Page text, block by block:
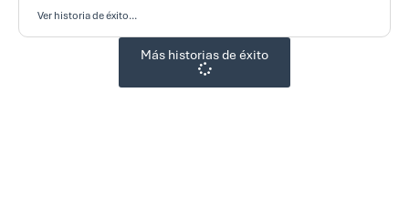
Ver historia de éxito...
Más historias de éxito